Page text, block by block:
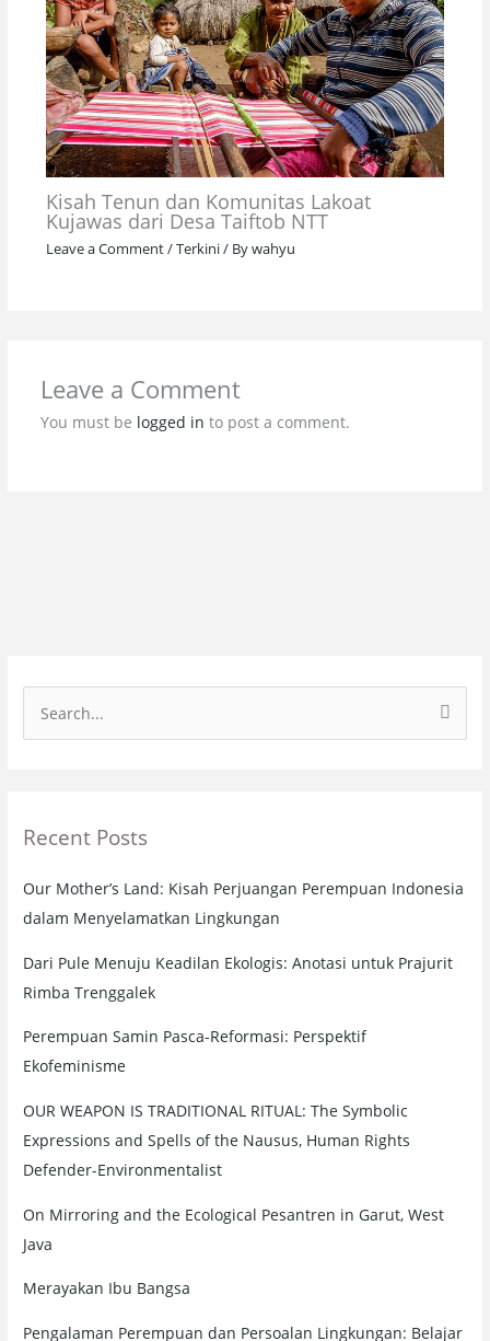
Kisah Tenun dan Komunitas Lakoat
Kujawas dari Desa Taiftob NTT
Leave a Comment/Terkini/ Bywahyu
Leave a Comment
You must be logged in to post a comment.
e
c
f
o
Recent Posts
Our Mother’s Land: Kisah Perjuangan Perempuan Indonesia
dalam Menyelamatkan Lingkungan
Dari Pule Menuju Keadilan Ekologis: Anotasi untuk Prajurit
Rimba Trenggalek
Perempuan Samin Pasca-Reformasi: Perspektif
Ekofeminisme
OUR WEAPON IS TRADITIONAL RITUAL: The Symbolic
Expressions and Spells of the Nausus, Human Rights
Defender-Environmentalist
On Mirroring and the Ecological Pesantren in Garut, West
Java
Merayakan Ibu Bangsa
Pengalaman Perempuan dan Persoalan Lingkungan: Belajar